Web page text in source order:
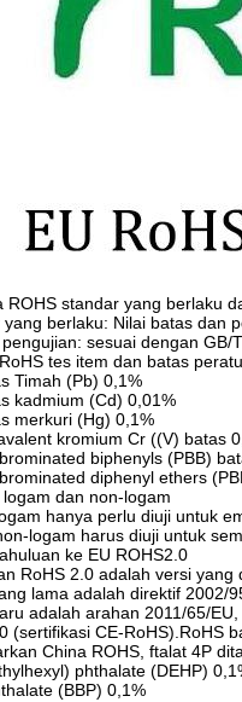
ROHS standar yang berlaku
berlaku: Nilai batas dan
sesuai dengan GB/
tes item dan batas
Timah (Pb) 0,1%
kadmium (Cd) 0,01%
merkuri (Hg) 0,1%
kromium Cr ((V) batas
biphenyls (PBB)
diphenyl ethers
dan non-logam
hanya perlu diuji untuk
logam harus diuji untuk
ke EU ROHS2.0
RoHS 2.0 adalah versi
lama adalah direktif 2002/
adalah arahan 2011/65/
(sertifikasi CE-RoHS).RoHS
China ROHS, ftalat 4P
phthalate (DEHP)
(BBP) 0,1%